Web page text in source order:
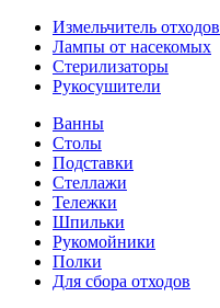
Измельчитель отходов
Лампы от насекомых
Стерилизаторы
Рукосушители
Ванны
Столы
Подставки
Стеллажи
Тележки
Шпильки
Рукомойники
Полки
Для сбора отходов